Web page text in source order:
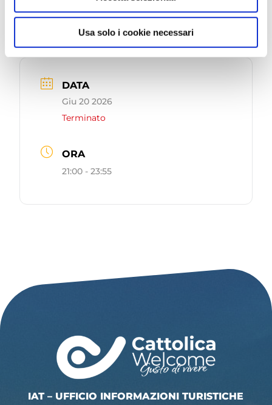
Usa solo i cookie necessari
DATA
Giu 20 2026
Terminato
ORA
21:00 - 23:55
IAT – UFFICIO INFORMAZIONI TURISTICHE